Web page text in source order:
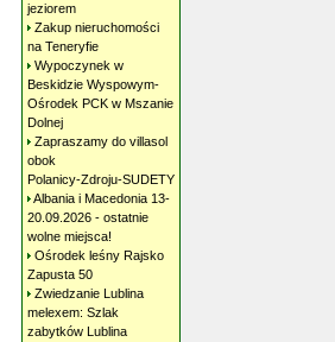
jeziorem
Zakup nieruchomości
na Teneryfie
Wypoczynek w
Beskidzie Wyspowym-
Ośrodek PCK w Mszanie
Dolnej
Zapraszamy do villasol
obok
Polanicy-Zdroju-SUDETY
Albania i Macedonia 13-
20.09.2026 - ostatnie
wolne miejsca!
Ośrodek leśny Rajsko
Zapusta 50
Zwiedzanie Lublina
melexem: Szlak
zabytków Lublina